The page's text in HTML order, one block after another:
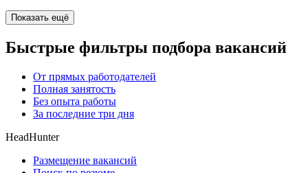
Показать ещё
Быстрые фильтры подбора вакансий
От прямых работодателей
Полная занятость
Без опыта работы
За последние три дня
HeadHunter
Размещение вакансий